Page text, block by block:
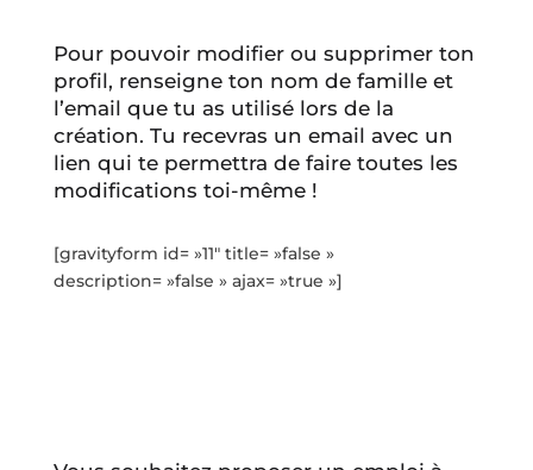
Pour pouvoir modifier ou supprimer ton
profil, renseigne ton nom de famille et
l’email que tu as utilisé lors de la
création. Tu recevras un email avec un
lien qui te permettra de faire toutes les
modifications toi-même !
[gravityform id= »11″ title= »false »
description= »false » ajax= »true »]